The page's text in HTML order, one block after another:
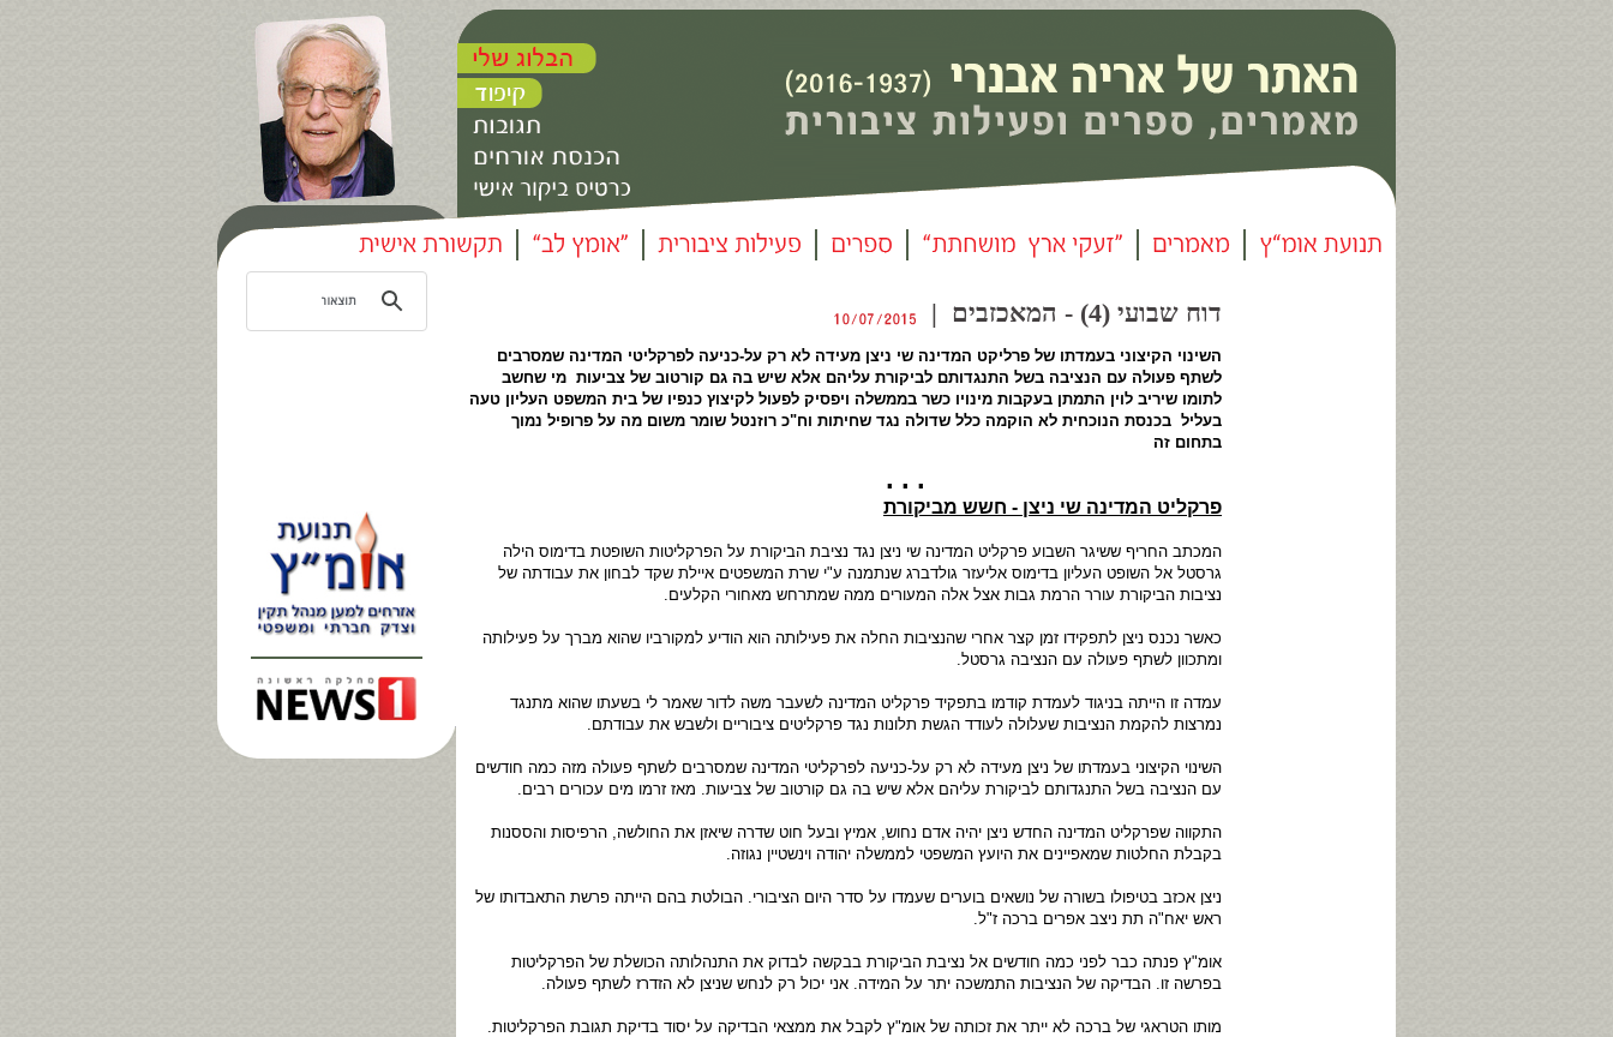
דוח שבועי (4) - המאכזבים |
השינוי הקיצוני בעמדתו של פרליקט המדינה שי ניצן מעידה לא רק על-כניעה לפרקליטי המדינה שמסרבים
לשתף פעולה עם הנציבה בשל התנגדותם לביקורת עליהם אלא שיש בה גם קורטוב של צביעות מי שחשב
לתומו שיריב לוין התמתן בעקבות מינויו כשר בממשלה ויפסיק לפעול לקיצוץ כנפיו של בית המשפט העליון טעה
בעליל בכנסת הנוכחית לא הוקמה כלל שדולה נגד שחיתות וח"כ רוזנטל שומר משום מה על פרופיל נמוך
בתחום זה
▪ ▪ ▪
פרקליט המדינה שי ניצן - חשש מביקורת
המכתב החריף ששיגר השבוע פרקליט המדינה שי ניצן נגד נציבת הביקורת על הפרקליטות השופטת בדימוס הילה
גרסטל אל השופט העליון בדימוס אליעזר גולדברג שנתמנה ע"י שרת המשפטים איילת שקד לבחון את עבודתה של
נציבות הביקורת עורר הרמת גבות אצל אלה המעורים ממה שמתרחש מאחורי הקלעים.
כאשר נכנס ניצן לתפקידו זמן קצר אחרי שהנציבות החלה את פעילותה הוא הודיע למקורביו שהוא מברך על פעילותה
ומתכוון לשתף פעולה עם הנציבה גרסטל.
עמדה זו הייתה בניגוד לעמדת קודמו בתפקיד פרקליט המדינה לשעבר משה לדור שאמר לי בשעתו שהוא מתנגד
נמרצות להקמת הנציבות שעלולה לעודד הגשת תלונות נגד פרקליטים ציבוריים ולשבש את עבודתם.
השינוי הקיצוני בעמדתו של ניצן מעידה לא רק על-כניעה לפרקליטי המדינה שמסרבים לשתף פעולה מזה כמה חודשים
עם הנציבה בשל התנגדותם לביקורת עליהם אלא שיש בה גם קורטוב של צביעות. מאז זרמו מים עכורים רבים.
התקווה שפרקליט המדינה החדש ניצן יהיה אדם נחוש, אמיץ ובעל חוט שדרה שיאזן את החולשה, הרפיסות והססנות
בקבלת החלטות שמאפיינים את היועץ המשפטי לממשלה יהודה וינשטיין נגוזה.
ניצן אכזב בטיפולו בשורה של נושאים בוערים שעמדו על סדר היום הציבורי. הבולטת בהם הייתה פרשת התאבדותו של
ראש יאח"ה תת ניצב אפרים ברכה ז"ל.
אומ"ץ פנתה כבר לפני כמה חודשים אל נציבת הביקורת בבקשה לבדוק את התנהלותה הכושלת של הפרקליטות
בפרשה זו. הבדיקה של הנציבות התמשכה יתר על המידה. אני יכול רק לנחש שניצן לא הזדרז לשתף פעולה.
מותו הטראגי של ברכה לא ייתר את זכותה של אומ"ץ לקבל את ממצאי הבדיקה על יסוד בדיקת תגובת הפרקליטות.